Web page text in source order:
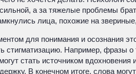
а за тяжелые проблемы
лица, похожие на
для понимания и осознания
Например, фразы о
стать источником
В конечном итоге, слова